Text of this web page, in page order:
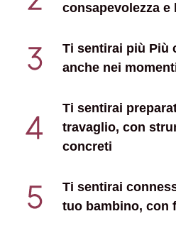
consapevolezza e
Ti sentirai più Più
anche nei
Ti sentirai
travaglio, con
concreti
Ti sentirai
tuo bambino, con